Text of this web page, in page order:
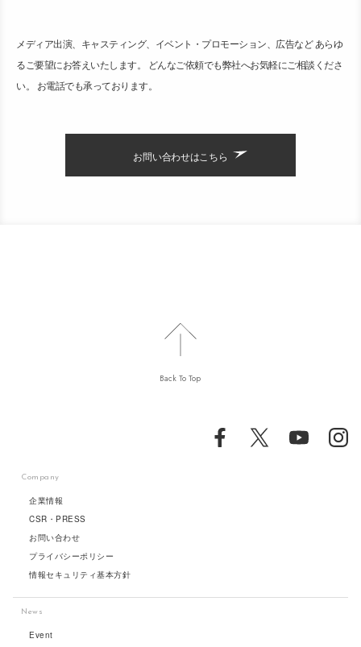
メディア出演、キャスティング、イベント・プロモーション、広告など あらゆ
るご要望にお答えいたします。 どんなご依頼でも弊社へお気軽にご相談くださ
い。 お電話でも承っております。
お問い合わせはこちら
Back To Top
Company
企業情報
CSR・PRESS
お問い合わせ
プライバシーポリシー
情報セキュリティ基本方針
News
Event